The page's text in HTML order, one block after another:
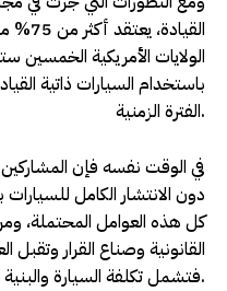
الولايات الأمريكية الخمسين
باستخدام السيارات ذاتية
الفترة الزمنية.
دون الانتشار الكامل
كل هذه العوامل المحتملة،
القانونية وصناع القرار وتقبل
فتشمل تكلفة السيارة والبنية الأساسية المطلوبة والتكنولوجيا.